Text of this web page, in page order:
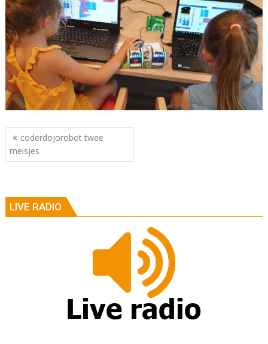
Berichtnavigatie
coderdojorobot twee
meisjes
LIVE RADIO